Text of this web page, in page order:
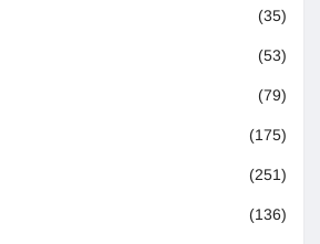
(35)
(53)
(79)
(175)
(251)
(136)